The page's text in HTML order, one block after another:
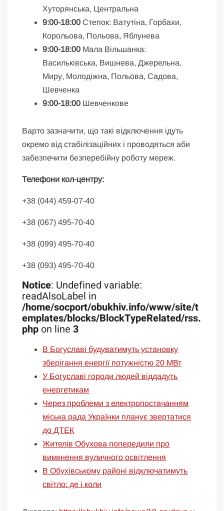
Хуторянська, Центральна
9:00-18:00 Степок: Ватутіна, Горбахи,
Корольова, Польова, Яблунева
9:00-18:00 Мала Вільшанка:
Васильківська, Вишнева, Джерельна,
Миру, Молодіжна, Польова, Садова,
Шевченка
9:00-18:00 Шевченкове
Варто зазначити, що такі відключення ідуть
окремо від стабілізаційних і проводяться аби
забезпечити безперебійну роботу мереж.
Телефони кол-центру:
+38 (044) 459-07-40
+38 (067) 495-70-40
+38 (099) 495-70-40
+38 (093) 495-70-40
Notice: Undefined variable:
readAlsoLabel in
/home/socport/obukhiv.info/www/site/t
emplates/blocks/BlockTypeRelated/rss.
php on line3
В Богуславі будуватимуть установку
зберігання енергії потужністю 20 МВт
У Богуславі городи людей віддадуть
енергетикам
Через проблеми з електропостачанням
міська рада Українки планує звертатися
до ДТЕК
Жителів Обухова попередили про
вимкнення вуличного освітлення
В Обухівському районі відключатимуть
світло: де і коли